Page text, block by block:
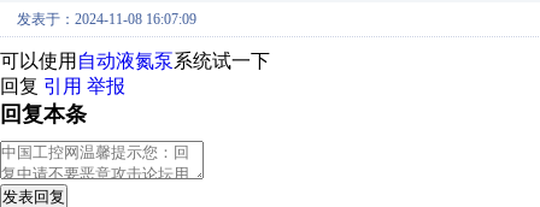
发表于：2024-11-08 16:07:09
可以使用 自动液氮泵系统试一下
回复 引用 举报
回复本条
发表回复